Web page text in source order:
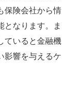
保険会社から情
となります。ま
ていると金融機
影響を与えるケ